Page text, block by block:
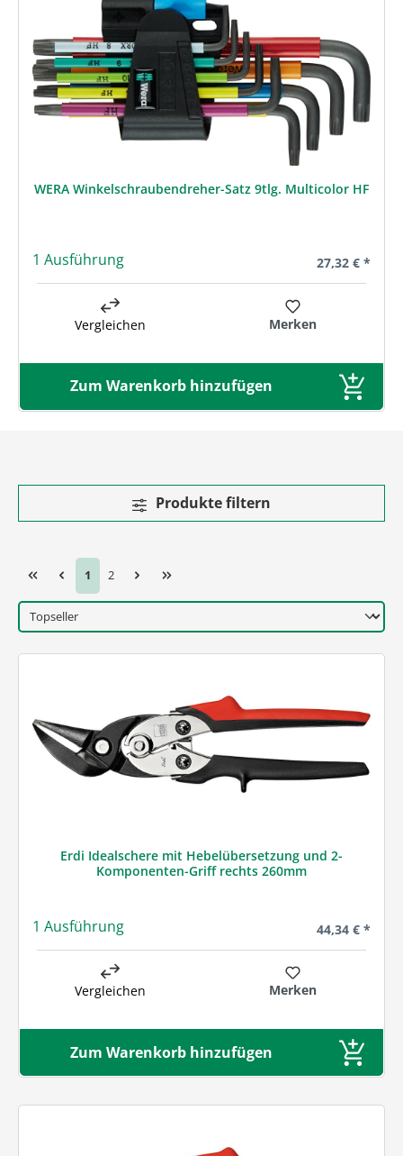
WERA Winkelschraubendreher-Satz 9tlg. Multicolor HF
1 Ausführung Regulärer
27,32 € *
Vergleichen Merken
Zum Warenkorb hinzufügen
Produkte filtern
Seite
1 Seite
2
Erdi Idealschere mit Hebelübersetzung und 2-
Komponenten-Griff rechts 260mm
1 Ausführung Regulärer
44,34 € *
Vergleichen Merken
Zum Warenkorb hinzufügen